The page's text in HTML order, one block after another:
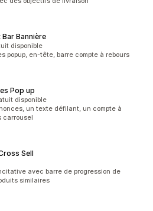
Bannière
disponible
popup, en-tête, barre compte à rebours
Pop up
disponible
un texte défilant, un compte à
carrousel
Sell
avec barre de progression de
similaires